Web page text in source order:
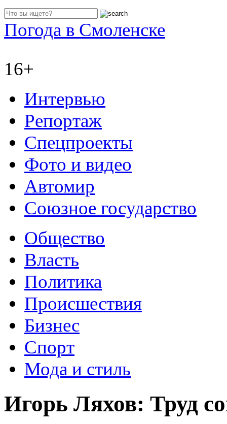
Погода в Смоленске
16+
Интервью
Репортаж
Спецпроекты
Фото и видео
Автомир
Союзное государство
Общество
Власть
Политика
Происшествия
Бизнес
Спорт
Мода и стиль
Игорь Ляхов: Труд